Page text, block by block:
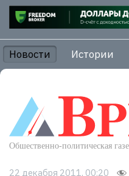
Новости Истории
22 декабря 2011, 00:20